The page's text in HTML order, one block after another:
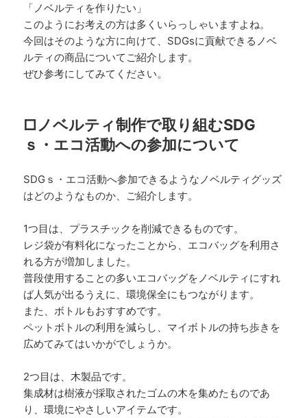
「ノベルティを作りたい」
このようにお考えの方は多くいらっしゃいますよね。
今回はそのような方に向けて、SDGsに貢献できるノベ
ルティの商品についてご紹介します。
ぜひ参考にしてみてください。
□ノベルティ制作で取り組むSDG
ｓ・エコ活動への参加について
SDGｓ・エコ活動へ参加できるようなノベルティグッズ
はどのようなものか、ご紹介します。
1つ目は、プラスチックを削減できるものです。
レジ袋が有料化になったことから、エコバッグを利用さ
れる方が増加しました。
普段使用することの多いエコバッグをノベルティにすれ
ば人気が出るうえに、環境保全にもつながります。
また、ボトルもおすすめです。
ペットボトルの利用を減らし、マイボトルの持ち歩きを
広めてみてはいかがでしょうか。
2つ目は、木製品です。
集成材は樹液が採取されたゴムの木を集めたものであ
り、環境にやさしいアイテムです。